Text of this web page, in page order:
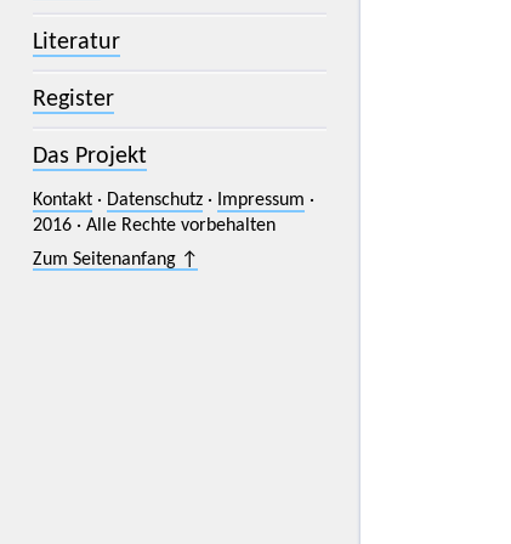
Literatur
Register
Das Projekt
Kontakt· Datenschutz· Impressum ·
2016 · Alle Rechte vorbehalten
Zum Seitenanfang ↑